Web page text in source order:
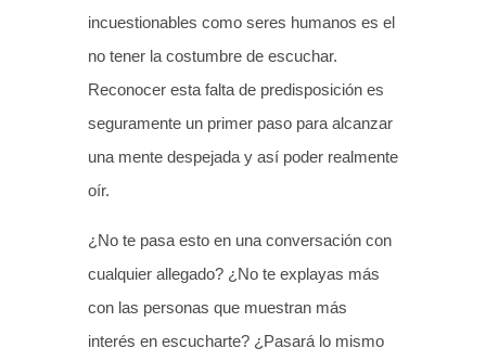
incuestionables como seres humanos es el
no tener la costumbre de escuchar.
Reconocer esta falta de predisposición es
seguramente un primer paso para alcanzar
una mente despejada y así poder realmente
oír.
¿No te pasa esto en una conversación con
cualquier allegado? ¿No te explayas más
con las personas que muestran más
interés en escucharte? ¿Pasará lo mismo